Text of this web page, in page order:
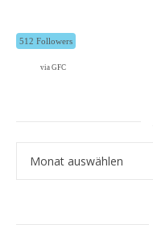
512 Followers
via GFC